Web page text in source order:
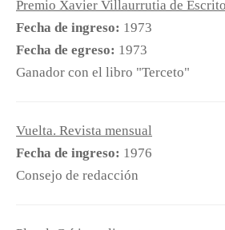
Tomás Segovia
Editorial:
Tierra Firme. FCE
Dirección:
Margarita Heredia
Música:Gustavo Rivero Weber
Operación y postproducción:
Cristina Martínez
Premio Xavier Villaurrutia de
Fecha de ingreso: 1973
Fecha de egreso: 1973
Ganador con el libro "Terceto"
Vuelta. Revista mensual
Fecha de ingreso: 1976
Consejo de redacción